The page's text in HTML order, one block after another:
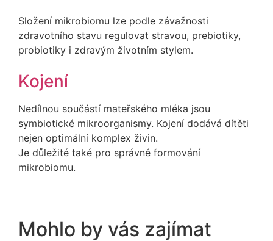
Složení mikrobiomu lze podle závažnosti
zdravotního stavu regulovat stravou, prebiotiky,
probiotiky i zdravým životním stylem.
Kojení
Nedílnou součástí mateřského mléka jsou
symbiotické mikroorganismy. Kojení dodává dítěti
nejen optimální komplex živin.
Je důležité také pro správné formování
mikrobiomu.
Mohlo by vás zajímat